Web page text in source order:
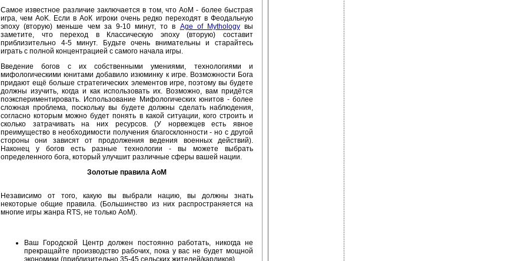
Самое известное различие заключается в том, что AoM - более быстрая
игра, чем AoK. Если в АоК игроки очень редко переходят в Феодальную
эпоху (вторую) меньше чем за 9-10 минут, то в Age of Mythologyвы
заметите, что переход в Классическую эпоху (вторую) составит
приблизительно 4-5 минут. Будьте очень внимательны и старайтесь
играть с полной концентрацией с самого начала игры.
Введение богов с их собственными умениями, технологиями и
мифологическими юнитами добавило изюминку к игре. Возможности Бога
придают ещё больше стратегических элементов игре, поэтому вы будете
должны изучить, когда и как использовать их. Возможно, вам придётся
поэкспериментировать. Использование Мифологических юнитов - более
сложная проблема, поскольку вы будете должны сделать наблюдения,
согласно которым можно будет понять в какой ситуации, кого строить и
сколько затрачивать на них ресурсов. (У норвежцев есть явное
преимущество в необходимости получения благосклонности - но с другой
стороны они зависят от продолжения ведения военных действий).
Наконец у богов есть разные технологии - вы можете выбрать
определенного бога, который улучшит различные сферы вашей нации.
Золотые правила AoM
Независимо от того, какую вы выбрали нацию, вы должны знать
некоторые общие правила. (Большинство из них распространяется на
многие игры жанра RTS, не только AoM).
Ваш Городской Центр должен постоянно работать, никогда не
прекращайте производство рабочих, пока у вас не будет мощной
экономики (приблизительно 35-45 сельских жителей/карликов)